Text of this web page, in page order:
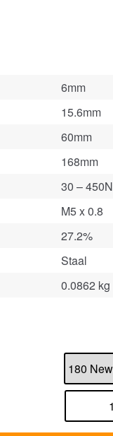
6mm
15.6mm
60mm
168mm
30 – 450N
M5 x 0.8
27.2%
Staal
0.0862 kg